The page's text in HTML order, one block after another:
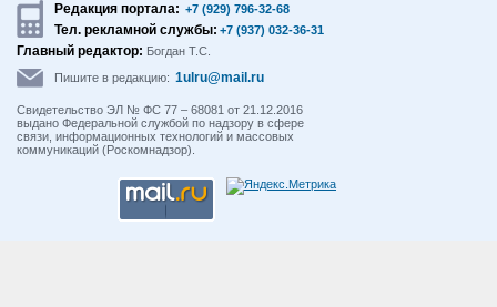
Редакция портала: +7 (929) 796-32-68
Тел. рекламной службы: +7 (937) 032-36-31
Главный редактор: Богдан Т.С.
Пишите в редакцию: 1ulru@mail.ru
Свидетельство ЭЛ № ФС 77 – 68081 от 21.12.2016
выдано Федеральной службой по надзору в сфере
связи, информационных технологий и массовых
коммуникаций (Роскомнадзор).